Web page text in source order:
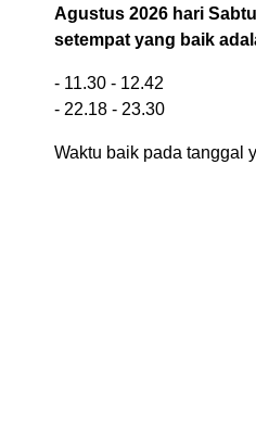
Agustus 2026 hari
setempat yang baik
- 11.30 - 12.42
- 22.18 - 23.30
Waktu baik pada tanggal